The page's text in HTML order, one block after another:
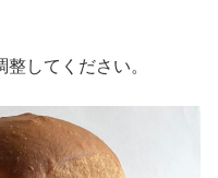
してください。